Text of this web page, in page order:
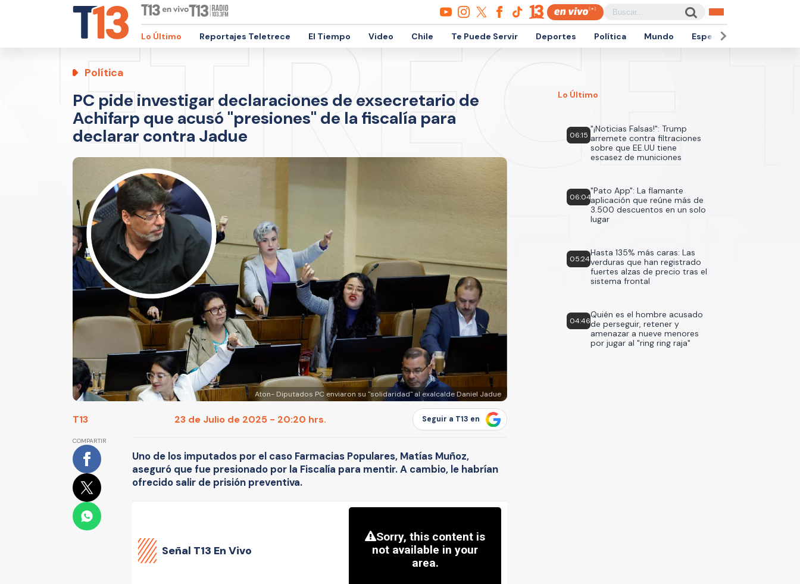
Lo Último Reportajes Teletrece El Tiempo Video Chile Te Puede Servir Deportes Política Mundo Espectáculos
Política
PC pide investigar declaraciones de exsecretario de
Achifarp que acusó "presiones" de la fiscalía para
declarar contra Jadue
Aton- Diputados PC enviaron su "solidaridad" al exalcalde Daniel Jadue
T13 23 de Julio de 2025 - 20:20 hrs. Seguir a T13 en
COMPARTIR
Uno de los imputados por el caso Farmacias Populares, Matías Muñoz,
aseguró que fue presionado por la Fiscalía para mentir. A cambio, le habrían
ofrecido salir de prisión preventiva.
Señal T13 En Vivo
Lo Último
06:15
"¡Noticias Falsas!": Trump
arremete contra filtraciones
sobre que EE.UU tiene
escasez de municiones
06:04
"Pato App": La flamante
aplicación que reúne más de
3.500 descuentos en un solo
lugar
05:24
Hasta 135% más caras: Las
verduras que han registrado
fuertes alzas de precio tras el
sistema frontal
04:46
Quién es el hombre acusado
de perseguir, retener y
amenazar a nueve menores
por jugar al "ring ring raja"